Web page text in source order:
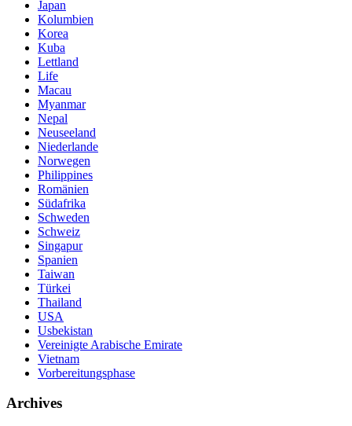
Japan
Kolumbien
Korea
Kuba
Lettland
Life
Macau
Myanmar
Nepal
Neuseeland
Niederlande
Norwegen
Philippines
Romänien
Südafrika
Schweden
Schweiz
Singapur
Spanien
Taiwan
Türkei
Thailand
USA
Usbekistan
Vereinigte Arabische Emirate
Vietnam
Vorbereitungsphase
Archives